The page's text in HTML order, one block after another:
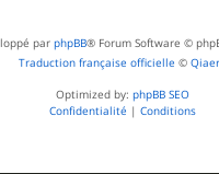
par phpBB® Forum Software ©
Traduction française officielle ©
Optimized by: phpBB SEO
Confidentialité | Conditions